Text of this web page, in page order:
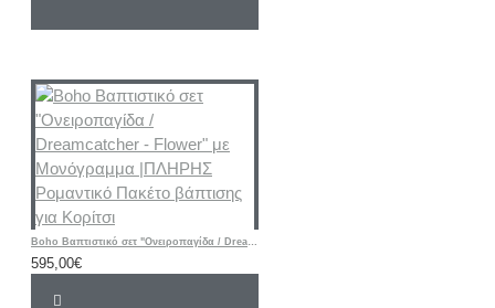
Boho Βαπτιστικό σετ "Ονειροπαγίδα / Dreamcatcher - Flower" με Μονόγραμμα |ΠΛΗΡΗΣ Ρομαντικό Πακέτο βάπτισης για Κορίτσι
595,00€